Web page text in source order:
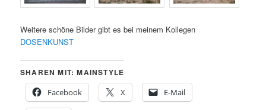
Weitere schöne Bilder gibt es bei meinem Kollegen
DOSENKUNST
SHAREN MIT: MAINSTYLE
Facebook
X E-Mail